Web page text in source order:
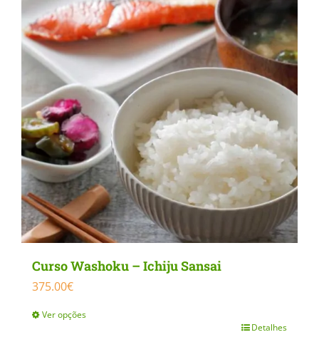
Curso Washoku – Ichiju Sansai
375.00€
Ver opções
Detalhes